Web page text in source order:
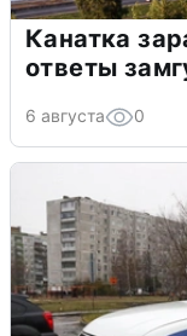
Канатка
ответы
6 августа 0